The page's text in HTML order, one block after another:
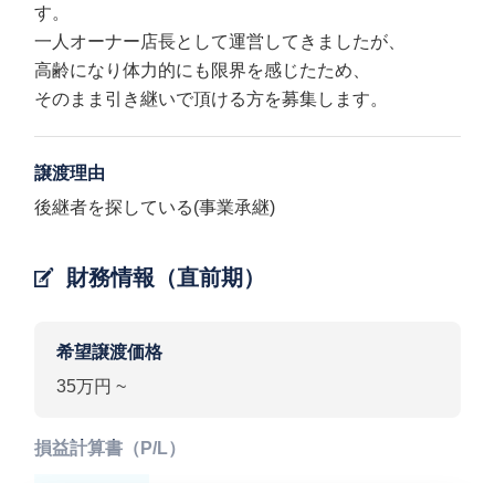
す。
一人オーナー店長として運営してきましたが、
高齢になり体力的にも限界を感じたため、
そのまま引き継いで頂ける方を募集します。
譲渡理由
後継者を探している(事業承継)
財務情報（直前期）
希望譲渡価格
35万円 ~
損益計算書（P/L）